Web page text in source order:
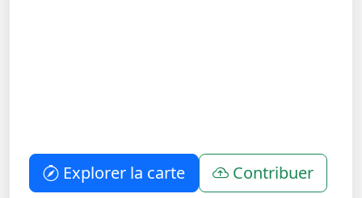
Explorer la carte Contribuer